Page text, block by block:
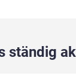
ständig